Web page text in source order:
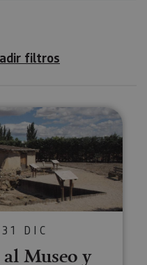
filtros
guiada al Museo y
DIC
Museo y